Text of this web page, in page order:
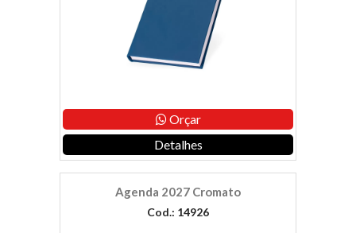
Orçar
Detalhes
Agenda 2027 Cromato
Cod.: 14926